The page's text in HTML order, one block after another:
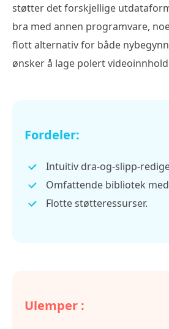
støtter det forskjellige
bra med annen programvare,
flott alternativ for både
ønsker å lage polert
Fordeler:
Intuitiv dra-og-slipp-
Omfattende bibliotek
Flotte støtteressurser.
Ulemper :